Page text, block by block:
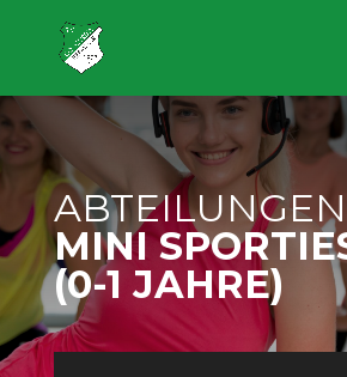
ABTEILUNGEN
MINI
(0-1 JAHRE)